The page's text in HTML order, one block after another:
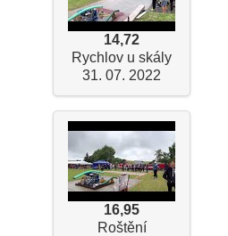
14,72
Rychlov u skály
31. 07. 2022
16,95
Roštění